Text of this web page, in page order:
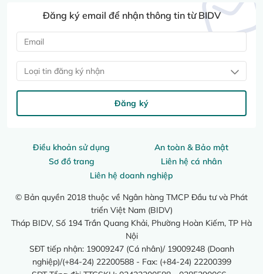
Điều khoản sử dụng
An toàn & Bảo mật
Sơ đồ trang
Liên hệ cá nhân
Liên hệ doanh nghiệp
© Bản quyền 2018 thuộc về Ngân hàng TMCP Đầu tư và Phát
triển Việt Nam (BIDV)
Tháp BIDV, Số 194 Trần Quang Khải, Phường Hoàn Kiếm, TP Hà
Nội
SĐT tiếp nhận: 19009247 (Cá nhân)/ 19009248 (Doanh
nghiệp)/(+84-24) 22200588 - Fax: (+84-24) 22200399
Đăng ký email để nhận thông tin từ BIDV
Loại tin đăng ký nhận
Đăng ký